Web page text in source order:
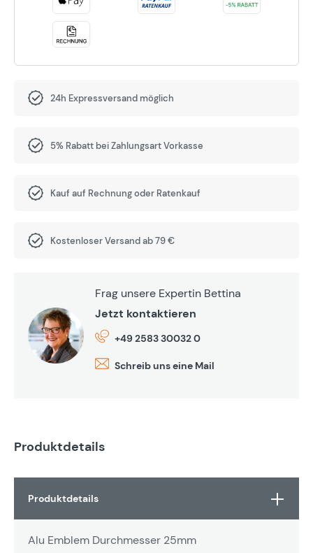
24h Expressversand möglich
5% Rabatt bei Zahlungsart Vorkasse
Kauf auf Rechnung oder Ratenkauf
Kostenloser Versand ab 79 €
Frag unsere Expertin Bettina
Jetzt kontaktieren
+49 2583 30032 0
Schreib uns eine Mail
Produktdetails
Produktdetails
Alu Emblem Durchmesser 25mm